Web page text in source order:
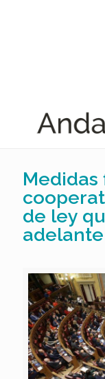
Medidas
de ley